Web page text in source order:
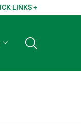
LINKS +